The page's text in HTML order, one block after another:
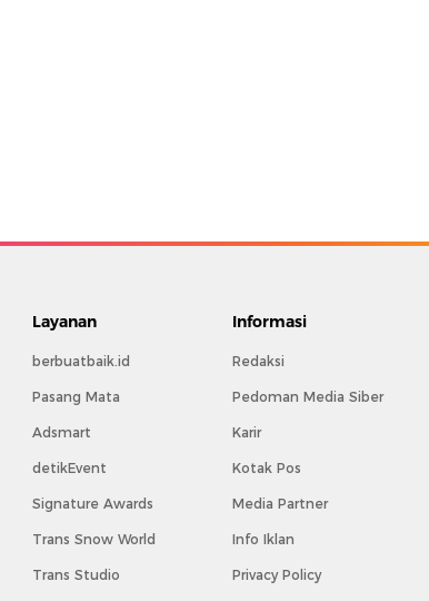
Layanan
berbuatbaik.id
Pasang Mata
Adsmart
detikEvent
Signature Awards
Trans Snow World
Trans Studio
Informasi
Redaksi
Pedoman Media Siber
Karir
Kotak Pos
Media Partner
Info Iklan
Privacy Policy